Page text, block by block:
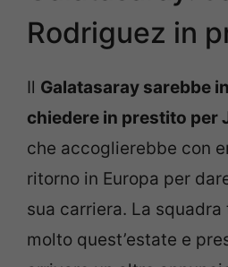
Rodriguez in
Il Galatasaray sarebbe
chiedere in prestito per
che accoglierebbe con
ritorno in Europa per
sua carriera. La squadra
molto quest’estate e